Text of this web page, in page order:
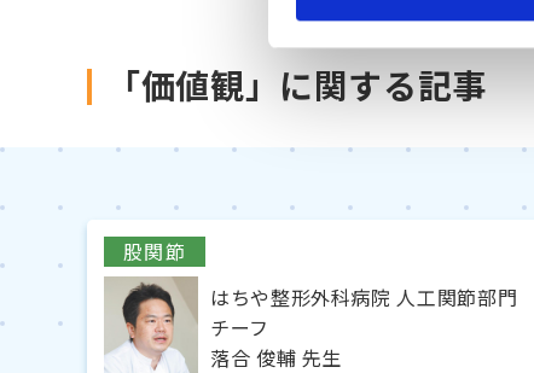
「価値観」に関する記事
股関節
はちや整形外科病院 人工関節部門
チーフ
落合 俊輔 先生